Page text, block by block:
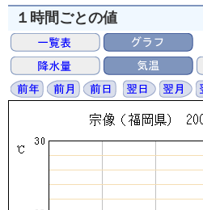
１時間ごとの値